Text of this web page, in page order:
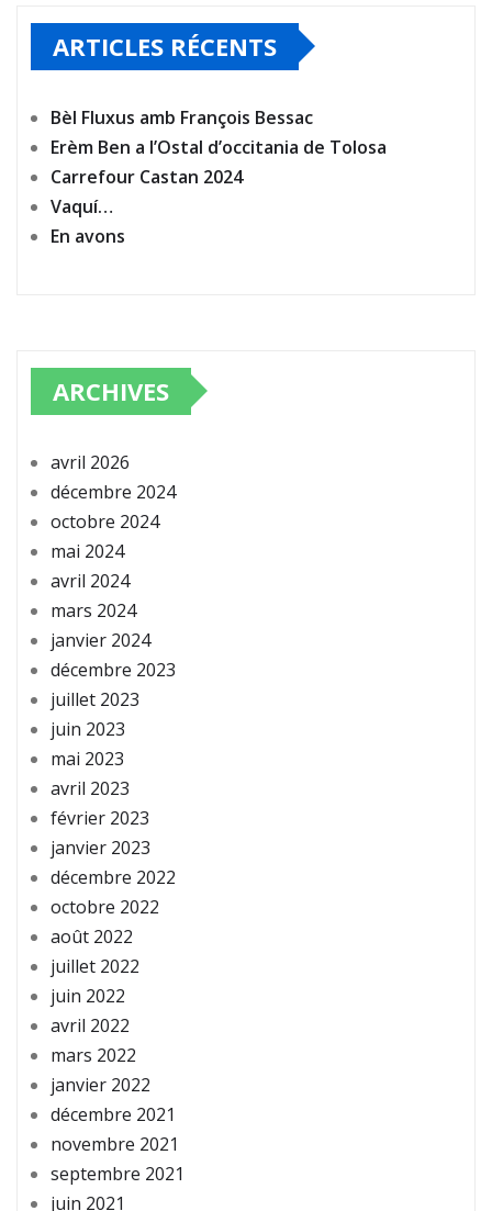
ARTICLES RÉCENTS
Bèl Fluxus amb François Bessac
Erèm Ben a l’Ostal d’occitania de Tolosa
Carrefour Castan 2024
Vaquí…
En avons
ARCHIVES
avril 2026
décembre 2024
octobre 2024
mai 2024
avril 2024
mars 2024
janvier 2024
décembre 2023
juillet 2023
juin 2023
mai 2023
avril 2023
février 2023
janvier 2023
décembre 2022
octobre 2022
août 2022
juillet 2022
juin 2022
avril 2022
mars 2022
janvier 2022
décembre 2021
novembre 2021
septembre 2021
juin 2021